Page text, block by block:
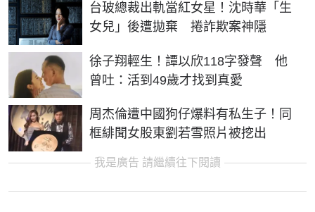
台玻總裁出軌當紅女星！沈時華「生
女兒」後遭拋棄 捲詐欺案神隱
徐子翔輕生！譚以欣118字發聲 他
曾吐：活到49歲才找到真愛
周杰倫遭中國狗仔爆料有私生子！同
框緋聞女股東劉若雪照片被挖出
我是廣告 請繼續往下閱讀